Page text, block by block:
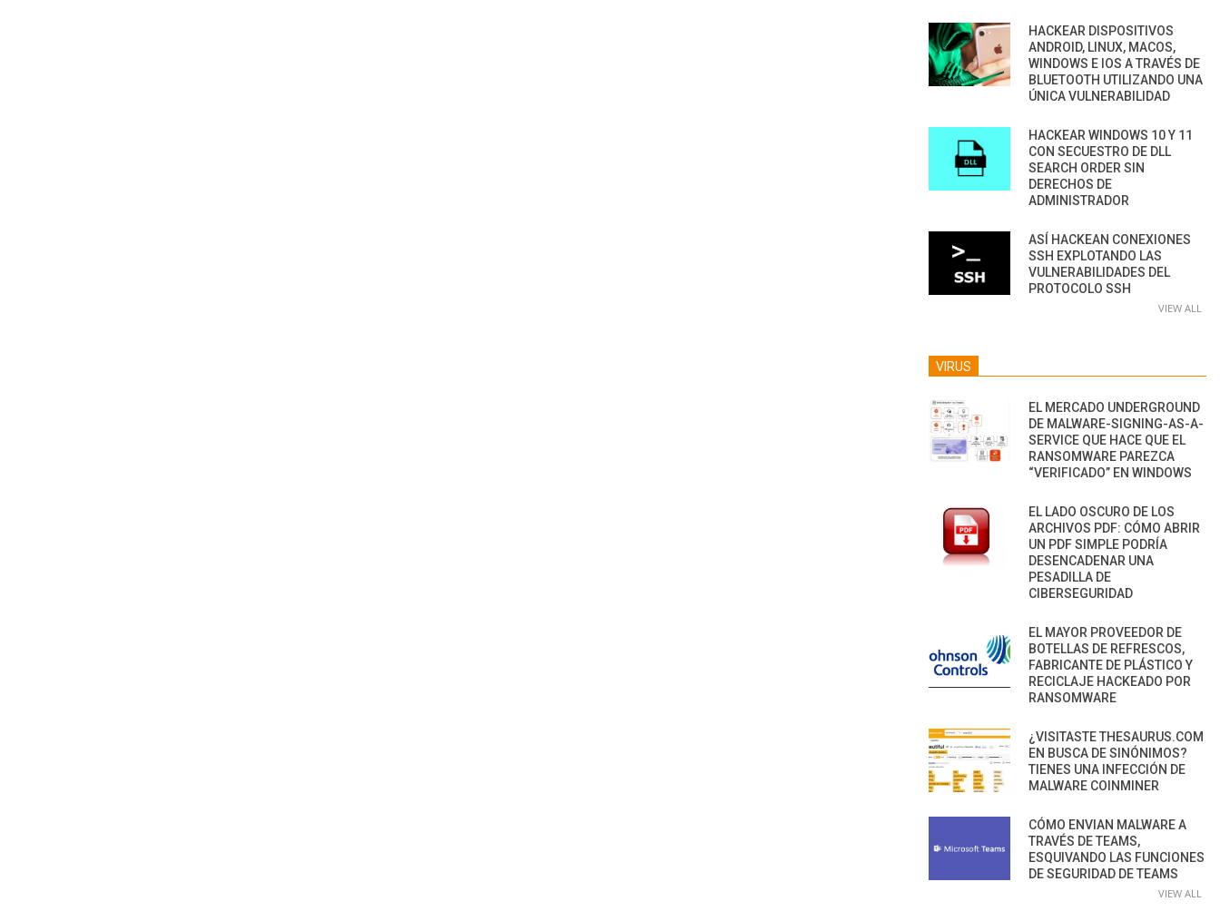
HACKEAR DISPOSITIVOS
ANDROID, LINUX, MACOS,
WINDOWS E IOS A TRAVÉS DE
BLUETOOTH UTILIZANDO UNA
ÚNICA VULNERABILIDAD
HACKEAR WINDOWS 10 Y 11
CON SECUESTRO DE DLL
SEARCH ORDER SIN
DERECHOS DE
ADMINISTRADOR
ASÍ HACKEAN CONEXIONES
SSH EXPLOTANDO LAS
VULNERABILIDADES DEL
PROTOCOLO SSH
VIEW ALL
VIRUS
EL MERCADO UNDERGROUND
DE MALWARE-SIGNING-AS-A-
SERVICE QUE HACE QUE EL
RANSOMWARE PAREZCA
“VERIFICADO” EN WINDOWS
EL LADO OSCURO DE LOS
ARCHIVOS PDF: CÓMO ABRIR
UN PDF SIMPLE PODRÍA
DESENCADENAR UNA
PESADILLA DE
CIBERSEGURIDAD
EL MAYOR PROVEEDOR DE
BOTELLAS DE REFRESCOS,
FABRICANTE DE PLÁSTICO Y
RECICLAJE HACKEADO POR
RANSOMWARE
¿VISITASTE THESAURUS.COM
EN BUSCA DE SINÓNIMOS?
TIENES UNA INFECCIÓN DE
MALWARE COINMINER
CÓMO ENVIAN MALWARE A
TRAVÉS DE TEAMS,
ESQUIVANDO LAS FUNCIONES
DE SEGURIDAD DE TEAMS
VIEW ALL